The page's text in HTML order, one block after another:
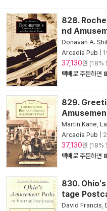
828.
nd
Donavan A.
Arcadia Pub
37,130원 (18%
택배로 주문하면
829.
Martin Kane
Arcadia Pub
37,130원 (18%
택배로 주문하면
830.
tage
David Francis